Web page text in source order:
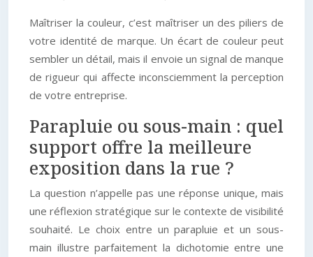
Maîtriser la couleur, c’est maîtriser un des piliers de
votre identité de marque. Un écart de couleur peut
sembler un détail, mais il envoie un signal de manque
de rigueur qui affecte inconsciemment la perception
de votre entreprise.
Parapluie ou sous-main : quel
support offre la meilleure
exposition dans la rue ?
La question n’appelle pas une réponse unique, mais
une réflexion stratégique sur le contexte de visibilité
souhaité. Le choix entre un parapluie et un sous-
main illustre parfaitement la dichotomie entre une